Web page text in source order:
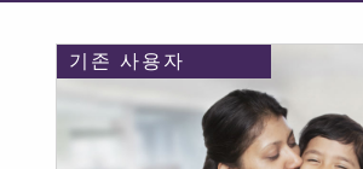
기존 사용자